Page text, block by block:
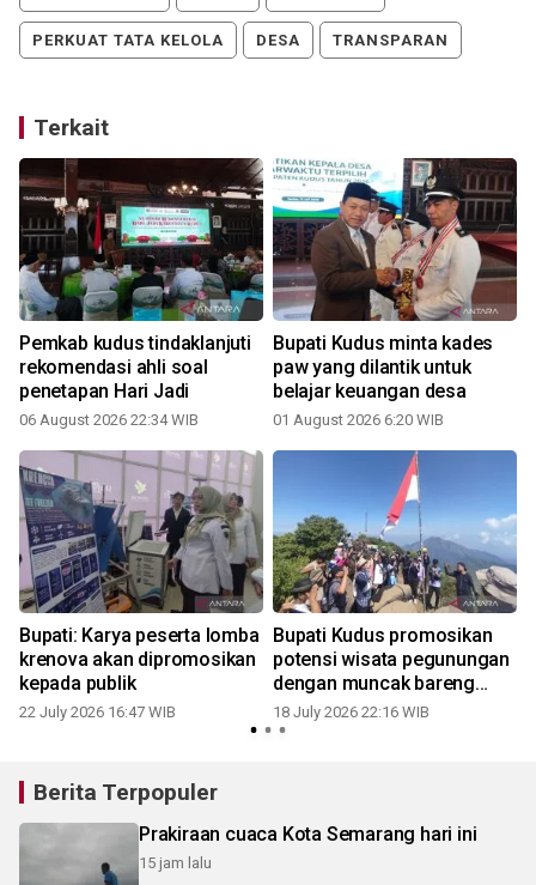
PERKUAT TATA KELOLA DESA TRANSPARAN
Terkait
Pemkab kudus tindaklanjuti
rekomendasi ahli soal
penetapan Hari Jadi
06 August 2026 22:34 WIB
Bupati Kudus minta kades
paw yang dilantik untuk
belajar keuangan desa
01 August 2026 6:20 WIB
Bupati: Karya peserta lomba
krenova akan dipromosikan
kepada publik
22 July 2026 16:47 WIB
Bupati Kudus promosikan
potensi wisata pegunungan
dengan muncak bareng
masyarakat
18 July 2026 22:16 WIB
Berita Terpopuler
Prakiraan cuaca Kota Semarang hari ini
15 jam lalu